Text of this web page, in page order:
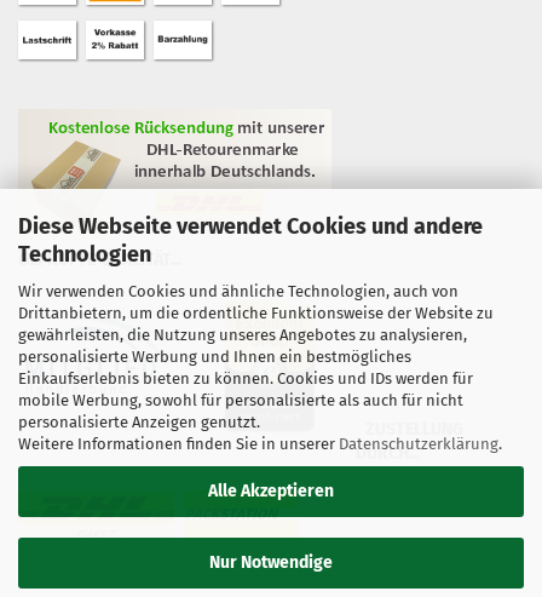
Diese Webseite verwendet Cookies und andere
Technologien
Wir verwenden Cookies und ähnliche Technologien, auch von
Drittanbietern, um die ordentliche Funktionsweise der Website zu
gewährleisten, die Nutzung unseres Angebotes zu analysieren,
personalisierte Werbung und Ihnen ein bestmögliches
Einkaufserlebnis bieten zu können. Cookies und IDs werden für
mobile Werbung, sowohl für personalisierte als auch für nicht
personalisierte Anzeigen genutzt.
Weitere Informationen finden Sie in unserer Datenschutzerklärung.
Alle Akzeptieren
Nur Notwendige
GEPRÜFTE QUALITÄT...
DURCH...